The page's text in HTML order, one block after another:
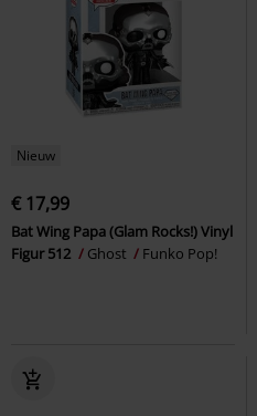
Nieuw
€ 17,99
Bat Wing Papa (Glam Rocks!) Vinyl
Figur 512
Ghost Funko Pop!